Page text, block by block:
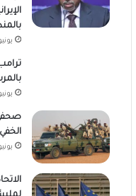
يونيو 19,
يونيو 19,
يونيو 19,